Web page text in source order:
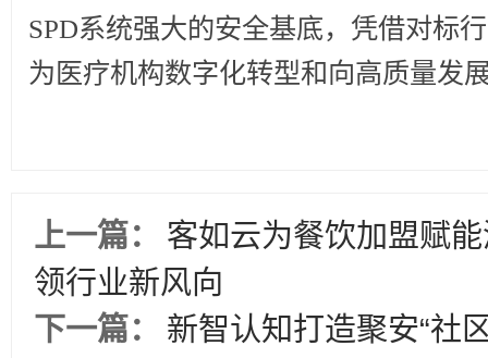
SPD系统强大的安全基底，凭借对标
为医疗机构数字化转型和向高质量发
上一篇：
客如云为餐饮加盟赋
领行业新风向
下一篇：
新智认知打造聚安“社